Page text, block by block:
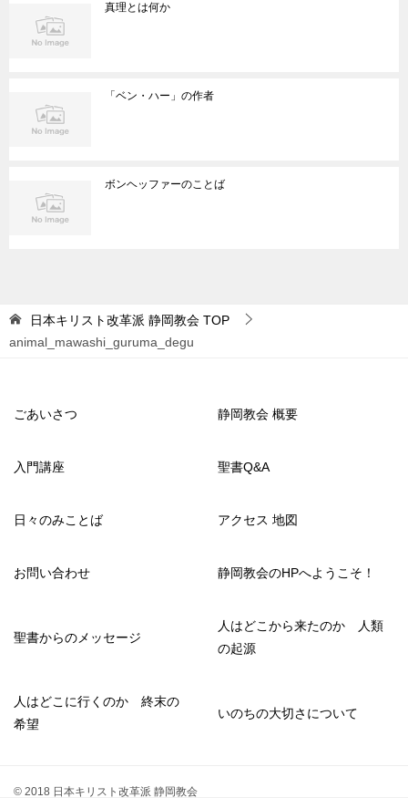
真理とは何か
「ベン・ハー」の作者
ボンヘッファーのことば
日本キリスト改革派 静岡教会 TOP
animal_mawashi_guruma_degu
ごあいさつ 静岡教会 概要
入門講座 聖書Q&A
日々のみことば アクセス 地図
お問い合わせ 静岡教会のHPへようこそ！
聖書からのメッセージ
人はどこから来たのか 人類
の起源
人はどこに行くのか 終末の
希望
いのちの大切さについて
© 2018 日本キリスト改革派 静岡教会